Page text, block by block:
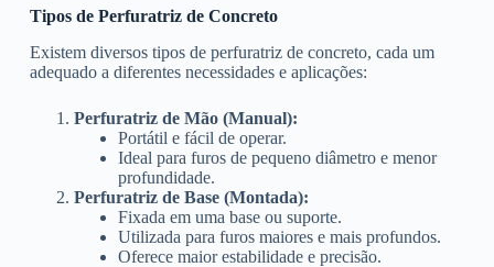
Tipos de Perfuratriz de Concreto
Existem diversos tipos de perfuratriz de concreto, cada um
adequado a diferentes necessidades e aplicações:
Perfuratriz de Mão (Manual):
Portátil e fácil de operar.
Ideal para furos de pequeno diâmetro e menor
profundidade.
Perfuratriz de Base (Montada):
Fixada em uma base ou suporte.
Utilizada para furos maiores e mais profundos.
Oferece maior estabilidade e precisão.